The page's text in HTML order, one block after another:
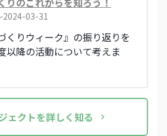
2024-03-31
くりウィーク』の振り返りを
以降の活動について考えま
ェクトを詳しく知る